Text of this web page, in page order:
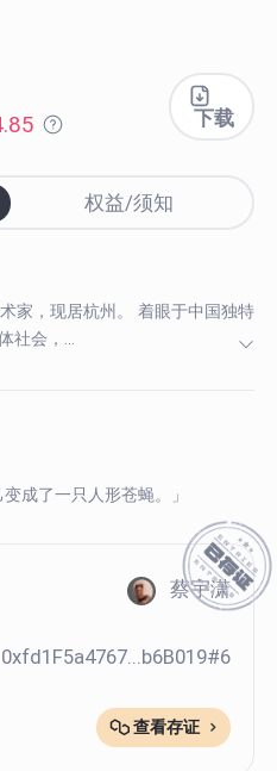
下载
权益/须知
家，现居杭州。 着眼于中国独特
社会，...
成了一只人形苍蝇。」
蔡宇潇
0xfd1F5a4767...b6B019#6
查看存证